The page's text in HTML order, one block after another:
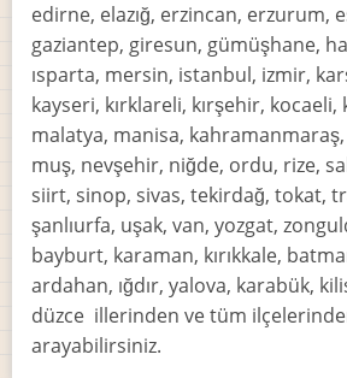
edirne, elazığ, erzincan, erzurum,
gaziantep, giresun, gümüşhane,
ısparta, mersin, istanbul, izmir,
kayseri, kırklareli, kırşehir,
malatya, manisa,
muş, nevşehir, niğde, ordu, rize,
siirt, sinop, sivas, tekirdağ, tokat,
şanlıurfa, uşak, van, yozgat,
bayburt, karaman, kırıkkale,
ardahan, ığdır, yalova, karabük,
düzce illerinden ve tüm
arayabilirsiniz.